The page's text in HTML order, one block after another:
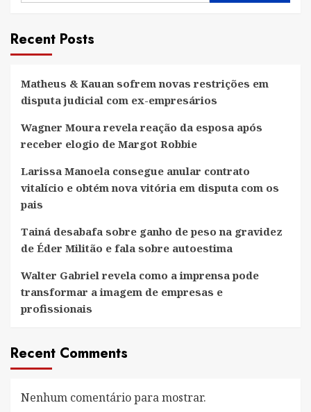
Recent Posts
Matheus & Kauan sofrem novas restrições em
disputa judicial com ex-empresários
Wagner Moura revela reação da esposa após
receber elogio de Margot Robbie
Larissa Manoela consegue anular contrato
vitalício e obtém nova vitória em disputa com os
pais
Tainá desabafa sobre ganho de peso na gravidez
de Éder Militão e fala sobre autoestima
Walter Gabriel revela como a imprensa pode
transformar a imagem de empresas e
profissionais
Recent Comments
Nenhum comentário para mostrar.